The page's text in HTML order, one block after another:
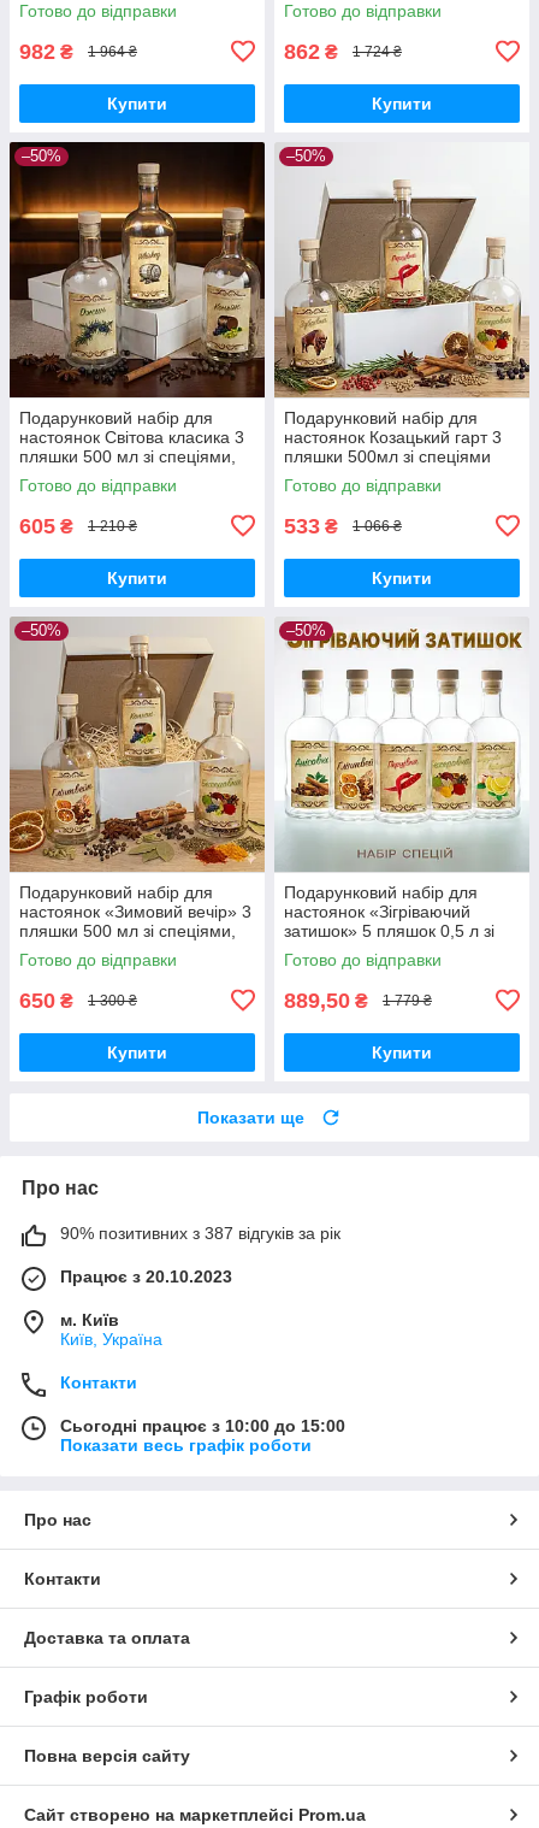
домашніх напоїв
Готово до відправки
982 ₴ 1 964 ₴
Купити
домашніх міцних напоїв
Готово до відправки
862 ₴ 1 724 ₴
Купити
–50%
Подарунковий набір для
настоянок Світова класика 3
пляшки 500 мл зі спеціями,
набір для домашніх напоїв,
подарунок чоловіку
Готово до відправки
605 ₴ 1 210 ₴
Купити
–50%
Подарунковий набір для
настоянок Козацький гарт 3
пляшки 500мл зі спеціями
коробка для домашніх напоїв
чоловічий подарунок
Готово до відправки
533 ₴ 1 066 ₴
Купити
–50%
Подарунковий набір для
настоянок «Зимовий вечір» 3
пляшки 500 мл зі спеціями,
бокс для домашніх напоїв,
подарунок чоловіку
Готово до відправки
650 ₴ 1 300 ₴
Купити
–50%
Подарунковий набір для
настоянок «Зігріваючий
затишок» 5 пляшок 0,5 л зі
спеціями в коробці для
домашніх напоїв
Готово до відправки
889,50 ₴ 1 779 ₴
Купити
Показати ще
Про нас
90% позитивних з 387 відгуків за рік
Працює з 20.10.2023
м. Київ
Київ, Україна
Контакти
Сьогодні працює з 10:00 до 15:00
Показати весь графік роботи
Про нас
Контакти
Доставка та оплата
Графік роботи
Повна версія сайту
Сайт створено на маркетплейсі Prom.ua